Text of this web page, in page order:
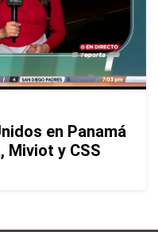
en Panamá
Miviot y CSS